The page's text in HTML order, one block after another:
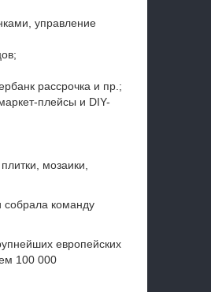
управление
рассрочка и пр.;
плейсы и DIY-
мозаики,
собрала команду
европейских
100 000